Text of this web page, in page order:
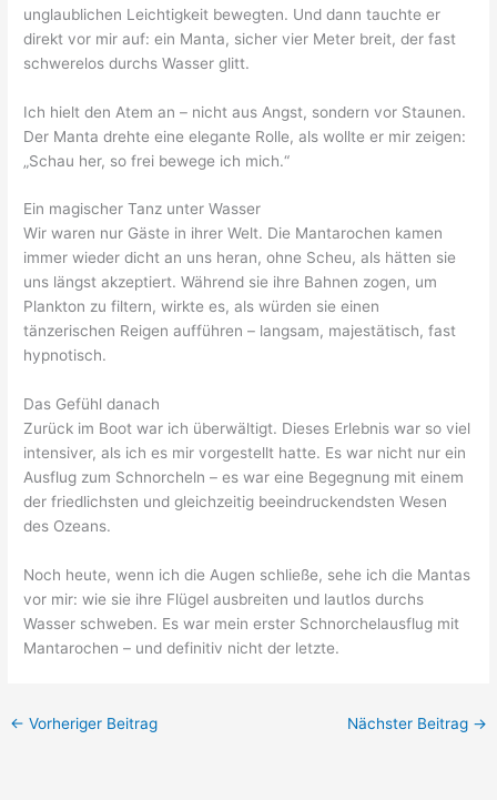
unglaublichen Leichtigkeit bewegten. Und dann tauchte er
direkt vor mir auf: ein Manta, sicher vier Meter breit, der fast
schwerelos durchs Wasser glitt.
Ich hielt den Atem an – nicht aus Angst, sondern vor Staunen.
Der Manta drehte eine elegante Rolle, als wollte er mir zeigen:
„Schau her, so frei bewege ich mich.“
Ein magischer Tanz unter Wasser
Wir waren nur Gäste in ihrer Welt. Die Mantarochen kamen
immer wieder dicht an uns heran, ohne Scheu, als hätten sie
uns längst akzeptiert. Während sie ihre Bahnen zogen, um
Plankton zu filtern, wirkte es, als würden sie einen
tänzerischen Reigen aufführen – langsam, majestätisch, fast
hypnotisch.
Das Gefühl danach
Zurück im Boot war ich überwältigt. Dieses Erlebnis war so viel
intensiver, als ich es mir vorgestellt hatte. Es war nicht nur ein
Ausflug zum Schnorcheln – es war eine Begegnung mit einem
der friedlichsten und gleichzeitig beeindruckendsten Wesen
des Ozeans.
Noch heute, wenn ich die Augen schließe, sehe ich die Mantas
vor mir: wie sie ihre Flügel ausbreiten und lautlos durchs
Wasser schweben. Es war mein erster Schnorchelausflug mit
Mantarochen – und definitiv nicht der letzte.
← Vorheriger Beitrag Nächster Beitrag →